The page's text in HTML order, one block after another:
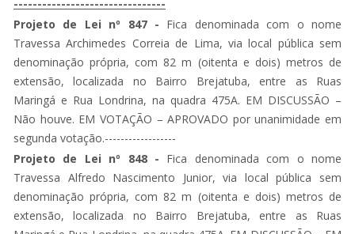
--------------------------------
Projeto de Lei nº 847 - Fica denominada com o nome
Travessa Archimedes Correia de Lima, via local pública sem
denominação própria, com 82 m (oitenta e dois) metros de
extensão, localizada no Bairro Brejatuba, entre as Ruas
Maringá e Rua Londrina, na quadra 475A. EM DISCUSSÃO –
Não houve. EM VOTAÇÃO – APROVADO por unanimidade em
segunda votação.------------------
Projeto de Lei nº 848 - Fica denominada com o nome
Travessa Alfredo Nascimento Junior, via local pública sem
denominação própria, com 82 m (oitenta e dois) metros de
extensão, localizada no Bairro Brejatuba, entre as Ruas